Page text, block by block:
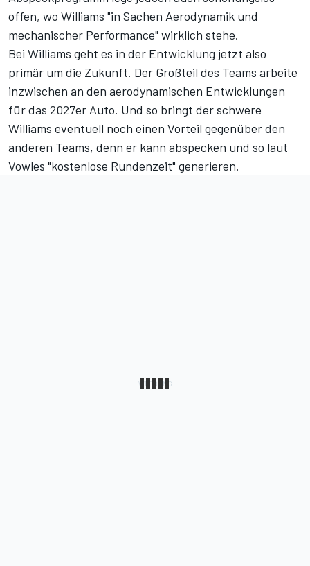
offen, wo Williams "in Sachen Aerodynamik und
mechanischer Performance" wirklich stehe.
Bei Williams geht es in der Entwicklung jetzt also
primär um die Zukunft. Der Großteil des Teams arbeite
inzwischen an den aerodynamischen Entwicklungen
für das 2027er Auto. Und so bringt der schwere
Williams eventuell noch einen Vorteil gegenüber den
anderen Teams, denn er kann abspecken und so laut
Vowles "kostenlose Rundenzeit" generieren.